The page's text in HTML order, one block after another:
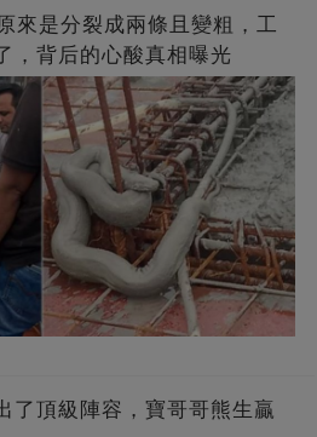
來是分裂成兩條且變粗，工
，背后的心酸真相曝光
了頂級陣容，寶哥哥熊生贏